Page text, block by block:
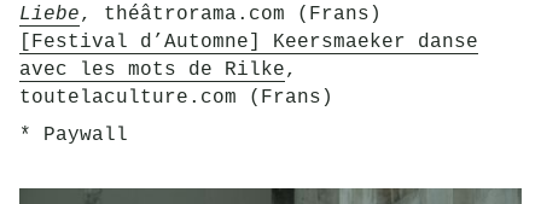
Liebe, théâtrorama.com (Frans)
[Festival d’Automne] Keersmaeker danse
avec les mots de Rilke,
toutelaculture.com (Frans)
* Paywall